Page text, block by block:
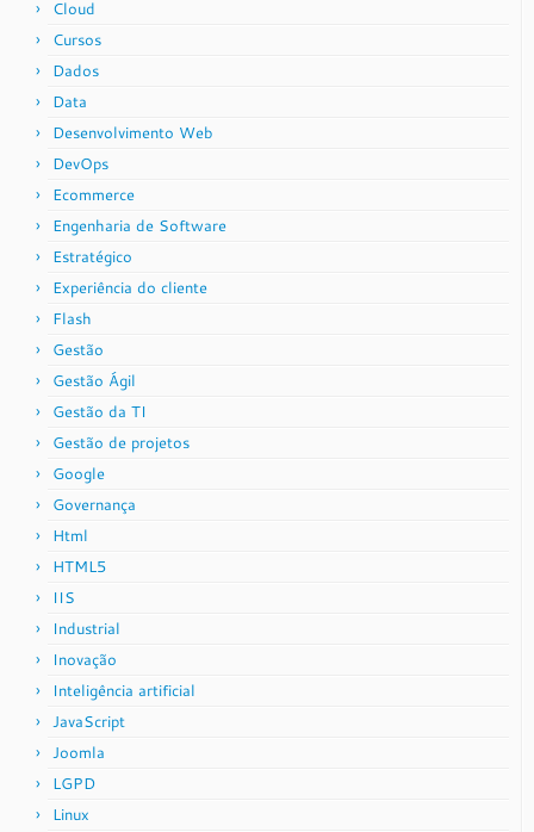
Cloud
Cursos
Dados
Data
Desenvolvimento Web
DevOps
Ecommerce
Engenharia de Software
Estratégico
Experiência do cliente
Flash
Gestão
Gestão Ágil
Gestão da TI
Gestão de projetos
Google
Governança
Html
HTML5
IIS
Industrial
Inovação
Inteligência artificial
JavaScript
Joomla
LGPD
Linux